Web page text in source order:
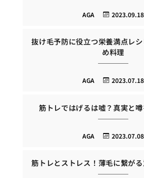
2023.09.18
AGA
抜け毛予防に役立つ栄養満点レ
め料理
2023.07.18
AGA
筋トレではげるは嘘？真実と噂
2023.07.08
AGA
筋トレとストレス！薄毛に繋が